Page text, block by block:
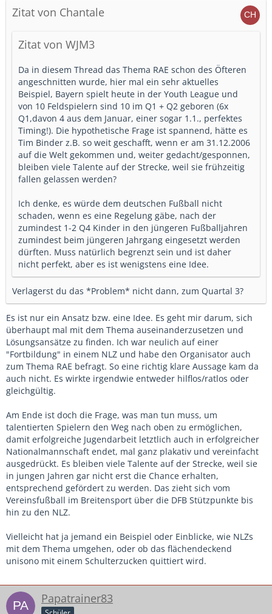
Zitat von Chantale
Zitat von WJM3
Da in diesem Thread das Thema RAE schon des Öfteren
angeschnitten wurde, hier mal ein sehr aktuelles
Beispiel, Bayern spielt heute in der Youth League und
von 10 Feldspielern sind 10 im Q1 + Q2 geboren (6x
Q1,davon 4 aus dem Januar, einer sogar 1.1., perfektes
Timing!). Die hypothetische Frage ist spannend, hätte es
Tim Binder z.B. so weit geschafft, wenn er am 31.12.2006
auf die Welt gekommen und, weiter gedacht/gesponnen,
bleiben viele Talente auf der Strecke, weil sie frühzeitig
fallen gelassen werden?
Ich denke, es würde dem deutschen Fußball nicht
schaden, wenn es eine Regelung gäbe, nach der
zumindest 1-2 Q4 Kinder in den jüngeren Fußballjahren
zumindest beim jüngeren Jahrgang eingesetzt werden
dürften. Muss natürlich begrenzt sein und ist daher
nicht perfekt, aber es ist wenigstens eine Idee.
Verlagerst du das *Problem* nicht dann, zum Quartal 3?
Es ist nur ein Ansatz bzw. eine Idee. Es geht mir darum, sich
überhaupt mal mit dem Thema auseinanderzusetzen und
Lösungsansätze zu finden. Ich war neulich auf einer
"Fortbildung" in einem NLZ und habe den Organisator auch
zum Thema RAE befragt. So eine richtig klare Aussage kam da
auch nicht. Es wirkte irgendwie entweder hilflos/ratlos oder
gleichgültig.
Am Ende ist doch die Frage, was man tun muss, um
talentierten Spielern den Weg nach oben zu ermöglichen,
damit erfolgreiche Jugendarbeit letztlich auch in erfolgreicher
Nationalmannschaft endet, mal ganz plakativ und vereinfacht
ausgedrückt. Es bleiben viele Talente auf der Strecke, weil sie
in jungen Jahren gar nicht erst die Chance erhalten,
entsprechend gefördert zu werden. Das zieht sich vom
Vereinsfußball im Breitensport über die DFB Stützpunkte bis
hin zu den NLZ.
Vielleicht hat ja jemand ein Beispiel oder Einblicke, wie NLZs
mit dem Thema umgehen, oder ob das flächendeckend
unisono mit einem Schulterzucken quittiert wird.
Papatrainer83